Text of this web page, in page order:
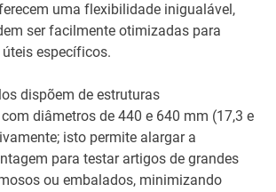
uma flexibilidade inigualável,
ser facilmente otimizadas para
específicos.
dispõem de estruturas
diâmetros de 440 e 640 mm (17,3 e
isto permite alargar a
para testar artigos de grandes
ou embalados, minimizando